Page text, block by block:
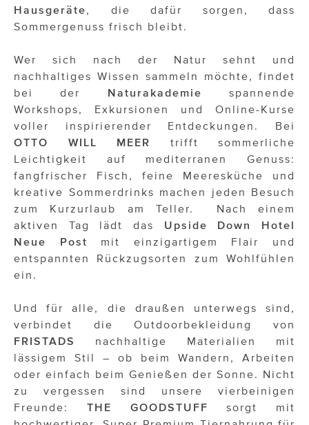
VieSFF – Vienna Spanish Film Festival
PRESS CONTACT
Hausgeräte, die dafür sorgen, dass
Sommergenuss frisch bleibt.
Wer sich nach der Natur sehnt und
nachhaltiges Wissen sammeln möchte, findet
bei der Naturakademie spannende
Workshops, Exkursionen und Online-Kurse
voller inspirierender Entdeckungen. Bei
OTTO WILL MEER
trifft sommerliche
Leichtigkeit auf mediterranen Genuss:
fangfrischer Fisch, feine Meeresküche und
kreative Sommerdrinks machen jeden Besuch
zum Kurzurlaub am Teller. Nach einem
aktiven Tag lädt das Upside Down Hotel
Neue Post mit einzigartigem Flair und
entspannten Rückzugsorten zum Wohlfühlen
ein.
Und für alle, die draußen unterwegs sind,
verbindet die Outdoorbekleidung von
FRISTADS
nachhaltige Materialien mit
lässigem Stil – ob beim Wandern, Arbeiten
oder einfach beim Genießen der Sonne. Nicht
zu vergessen sind unsere vierbeinigen
Freunde: THE GOODSTUFF sorgt mit